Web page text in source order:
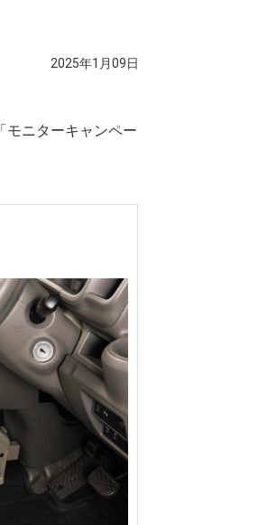
2025年1月09日
モニターキャンペー